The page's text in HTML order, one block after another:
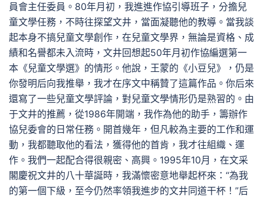
員會主任委員。80年月初，我進進作協引導班子，分擔兒
童文學任務，不時往探望文井，當面凝聽他的教導。當我談
起本身不搞兒童文學創作，在兒童文學界，無論是資格、成
績和名譽都未入流時，文井回想起50年月初作協編選第一
本《兒童文學選》的情形。他說，王蒙的《小豆兒》，仍是
你發明后向我推舉，我才在序文中稱贊了這篇作品。你后來
還寫了一些兒童文學評論，對兒童文學情形仍是熟習的。由
于文井的推薦，從1986年開端，我作為他的助手，籌辦作
協兒委會的日常任務。開首幾年，但凡較為主要的工作和運
動，我都聽取他的看法，獲得他的首肯，我才往組織、運
作。我們一起配合得很親密、高興。1995年10月，在文采
閣慶祝文井的八十華誕時，我滿懷密意地舉起杯來：“為我
的第一個下級，至今仍然率領我進步的文井同道干杯！”后